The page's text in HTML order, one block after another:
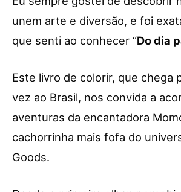
unem arte e diversão, e foi
que senti ao conhecer “Do dia
Este livro de colorir, que chega
vez ao Brasil, nos convida a
aventuras da encantadora
cachorrinha mais fofa do
Goods.